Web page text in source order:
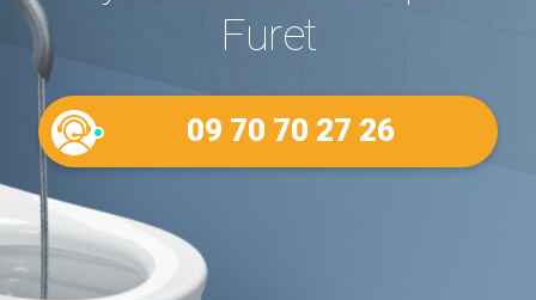
Furet
09 70 70 27 26